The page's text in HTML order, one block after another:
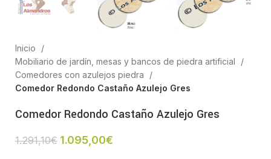
Inicio
Mobiliario de jardín, mesas y bancos de piedra artificial
Comedores con azulejos piedra
Comedor Redondo Castaño Azulejo Gres
Comedor Redondo Castaño Azulejo Gres
1.291,10€ 1.095,00€